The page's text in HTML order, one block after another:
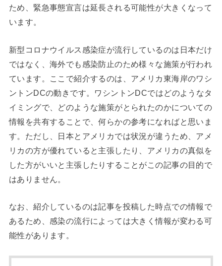
ため、緊急事態宣言は延長される可能性が大きくなって
います。
新型コロナウイルス感染症が流行しているのは日本だけ
ではなく、海外でも感染防止のため様々な施策が行われ
ています。ここで紹介するのは、アメリカ東海岸のワシ
ントンDCの動きです。ワシントンDCではどのようなタ
イミングで、どのような施策がとられたのかについての
情報を共有することで、何らかの参考になればと思いま
す。ただし、日本とアメリカでは状況が違うため、アメ
リカの方が優れていると主張したり、アメリカの真似を
した方がいいと主張したりすることがこの記事の目的で
はありません。
なお、紹介しているのは記事を投稿した時点での情報で
あるため、感染の流行によっては大きく情報が変わる可
能性があります。